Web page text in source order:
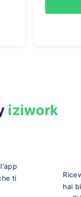
iziwork
ti
hai